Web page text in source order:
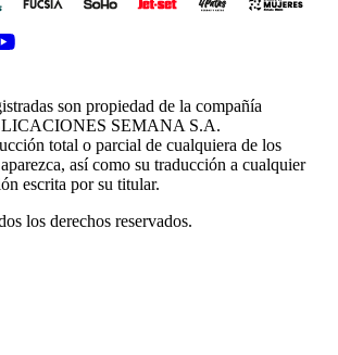
windowwindow
son propiedad de la compañía
SEMANA S.A.
total o parcial de cualquiera de los
así como su traducción a cualquier
escrita por su titular.
los derechos reservados.